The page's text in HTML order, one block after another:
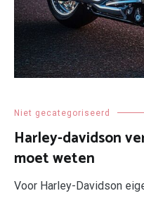
Niet gecategoriseerd
Harley-davidson
moet weten
Voor Harley-Davidson